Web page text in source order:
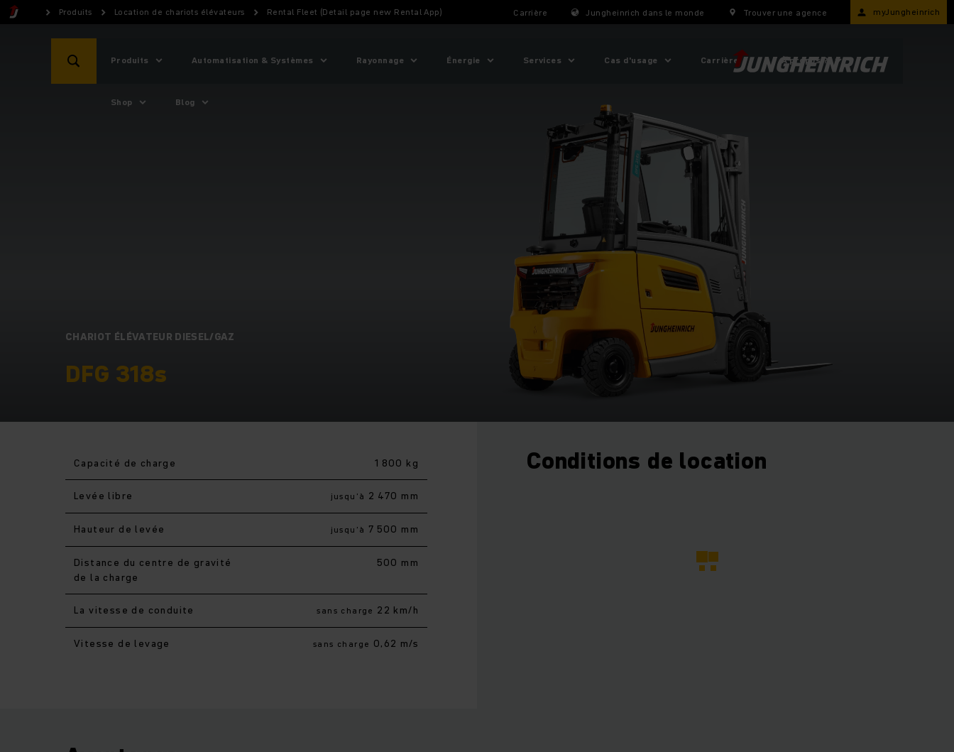
Produits Location de chariots élévateurs Rental Fleet (Detail page new Rental App) Carrière Jungheinrich dans le monde Trouver une agence myJungheinrich
Produits Automatisation & Systèmes Rayonnage Énergie Services Cas d'usage Carrière À propos ?
Shop Blog
CHARIOT ÉLÉVATEUR DIESEL/GAZ
DFG 318s
Capacité de charge 1 800 kg
Levée libre jusqu’à 2 470 mm
Hauteur de levée jusqu’à 7 500 mm
Distance du centre de gravité
de la charge
500 mm
La vitesse de conduite sans charge 22 km/h
Vitesse de levage sans charge 0,62 m/s
Conditions de location